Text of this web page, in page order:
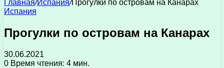
Главная/Испания/Прогулки по островам на Канарах
Испания
Прогулки по островам на Канарах
30.06.2021
0 Время чтения: 4 мин.